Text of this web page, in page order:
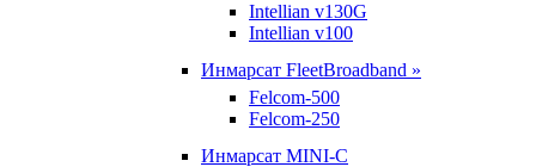
Intellian v130G
Intellian v100
Инмарсат FleetBroadband »
Felcom-500
Felcom-250
Инмарсат MINI-C